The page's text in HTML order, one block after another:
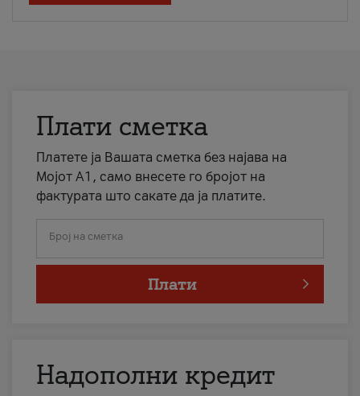
Плати сметка
Платете ја Вашата сметка без најава на
Мојот А1, само внесете го бројот на
фактурата што сакате да ја платите.
Број на сметка
Плати
Надополни кредит